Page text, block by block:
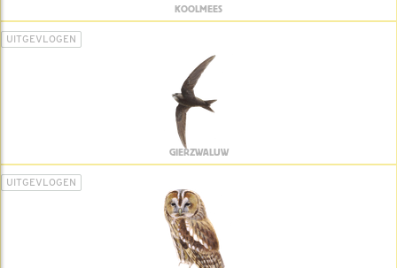
KOOLMEES
UITGEVLOGEN
GIERZWALUW
UITGEVLOGEN